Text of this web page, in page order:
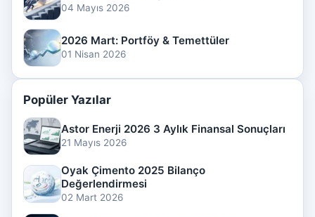
04 Mayıs 2026
2026 Mart: Portföy & Temettüler
01 Nisan 2026
Popüler Yazılar
Astor Enerji 2026 3 Aylık Finansal Sonuçları
21 Mayıs 2026
Oyak Çimento 2025 Bilanço
Değerlendirmesi
02 Mart 2026